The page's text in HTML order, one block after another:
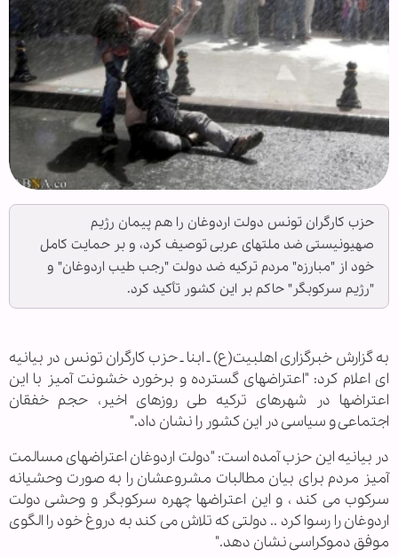
حزب کارگران تونس دولت اردوغان را هم پیمان رژیم
صهیونیستی ضد ملتهای عربی توصیف کرد، و بر حمایت کامل
خود از "مبارزه" مردم ترکیه ضد دولت "رجب طیب اردوغان" و
"رژیم سرکوبگر" حاکم بر این کشور تأکید کرد.
به گزارش خبرگزاری اهل‏بیت(ع) ـ ابنا ـ حزب کارگران تونس در بیانیه
ای اعلام کرد: "اعتراضهای گسترده و برخورد خشونت آمیز با این
اعتراضها در شهرهای ترکیه طی روزهای اخیر، حجم خفقان
اجتماعی و سیاسی در این کشور را نشان داد."
در بیانیه این حزب آمده است: "دولت اردوغان اعتراضهای مسالمت
آمیز مردم برای بیان مطالبات مشروعشان را به صورت وحشیانه
سرکوب می کند ، و این اعتراضها چهره سرکوبگر و وحشی دولت
اردوغان را رسوا کرد .. دولتی که تلاش می کند به دروغ خود را الگوی
موفق دموکراسی نشان دهد."